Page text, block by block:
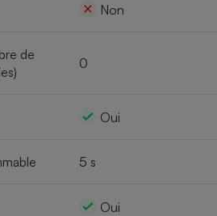
Non
de
0
Oui
5 s
Oui